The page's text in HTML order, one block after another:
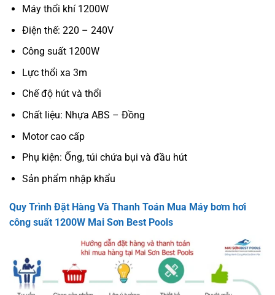
Máy thổi khí 1200W
Điện thế: 220 – 240V
Công suất 1200W
Lực thổi xa 3m
Chế độ hút và thổi
Chất liệu: Nhựa ABS – Đồng
Motor cao cấp
Phụ kiện: Ống, túi chứa bụi và đầu hút
Sản phẩm nhập khẩu
Quy Trình Đặt Hàng Và Thanh Toán Mua Máy bơm hơi
công suất 1200W Mai Sơn Best Pools